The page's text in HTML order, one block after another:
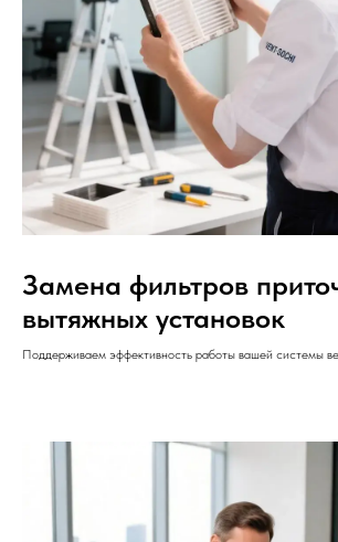
Замена фильтров
вытяжных установок
Поддерживаем эффективность работы вашей системы